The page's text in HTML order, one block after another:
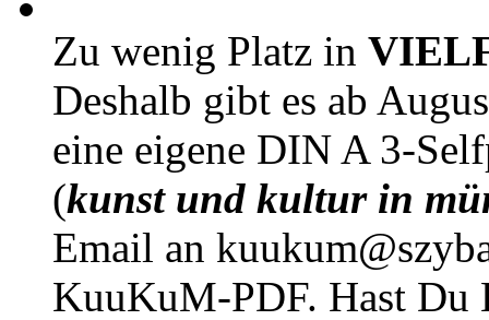
Zu wenig Platz in
Deshalb gibt es ab
eine eigene DIN A 3-
(kunst und kultur in
Email an
KuuKuM-PDF. Hast Du